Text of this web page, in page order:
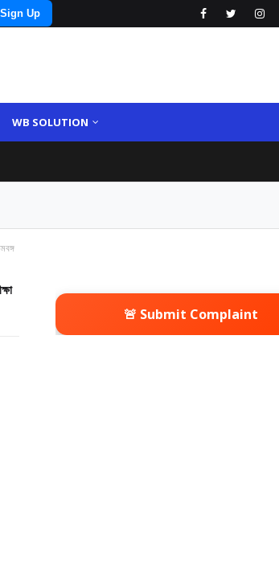
Up
WB SOLUTION
🚨 Submit Complaint